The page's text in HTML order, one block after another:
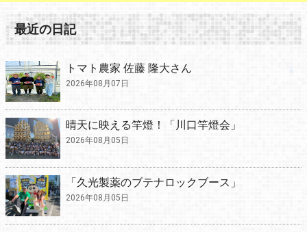
最近の日記
トマト農家 佐藤 隆大さん
2026年08月07日
晴天に映える竿燈！「川口竿燈会」
2026年08月05日
「久光製薬のブテナロックブース」
2026年08月05日